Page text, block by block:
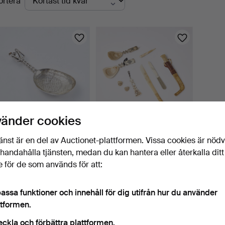
ostämplad, silver,…
2 tim 34 min
bud
RINGAR. 9 dlr, renhorn,
sk…
6 dagar
3 bud
Bevaka sökning
cookies
är en del av Auctionet-plattformen. Vissa cookies är
tjänsten, medan du kan hantera eller återkalla ditt
för de som används för att:
funktioner och innehåll för dig utifrån hur du använder
och förbättra plattformen.